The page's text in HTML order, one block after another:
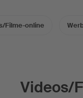
Filme-online
Videos/